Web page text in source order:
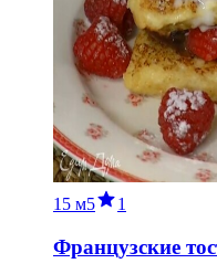
15 м5 1
Французские